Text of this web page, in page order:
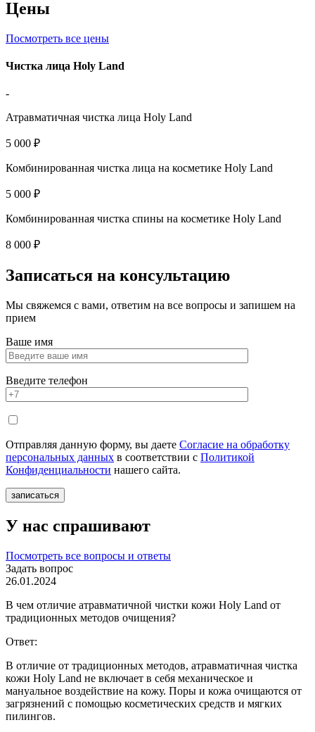
Цены
Посмотреть все цены
Чистка лица Holy Land
-
Атравматичная чистка лица Holy Land
5 000 ₽
Комбинированная чистка лица на косметике Holy Land
5 000 ₽
Комбинированная чистка спины на косметике Holy Land
8 000 ₽
Записаться на консультацию
Мы свяжемся с вами, ответим на все вопросы и запишем на
прием
Ваше имя
Введите телефон
Отправляя данную форму, вы даете Согласие на обработку
персональных данных в соответствии с Политикой
Конфиденциальности нашего сайта.
У нас спрашивают
Посмотреть все вопросы и ответы
Задать вопрос
26.01.2024
В чем отличие атравматичной чистки кожи Holy Land от
традиционных методов очищения?
Ответ:
В отличие от традиционных методов, атравматичная чистка
кожи Holy Land не включает в себя механическое и
мануальное воздействие на кожу. Поры и кожа очищаются от
загрязнений с помощью косметических средств и мягких
пилингов.